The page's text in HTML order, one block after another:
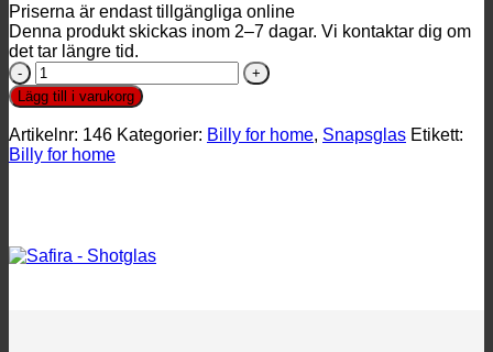
Priserna är endast tillgängliga online
Denna produkt skickas inom 2–7 dagar. Vi kontaktar dig om
det tar längre tid.
Safira
-
Shotglas
mängd
Lägg till i varukorg
Artikelnr: 146 Kategorier: Billy for home, Snapsglas Etikett:
Billy for home